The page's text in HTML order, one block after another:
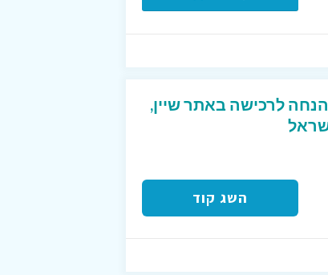
קוד קופון ייחודי שנותן 15% הנחה לרכישה באתר שיין,
השג קוד